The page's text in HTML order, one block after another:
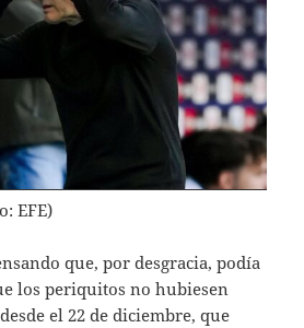
EFE)
que, por desgracia, podía
los periquitos no hubiesen
el 22 de diciembre, que